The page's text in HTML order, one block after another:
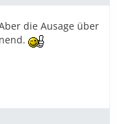
die Ausage über